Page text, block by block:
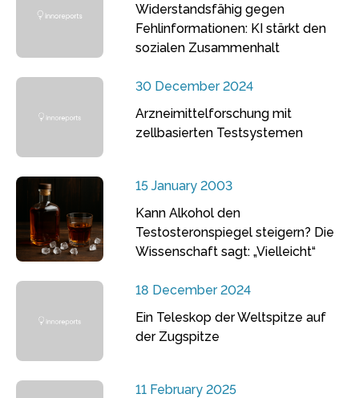
Widerstandsfähig gegen
Fehlinformationen: KI stärkt den
sozialen Zusammenhalt
30 December 2024
Arzneimittelforschung mit
zellbasierten Testsystemen
15 January 2003
Kann Alkohol den
Testosteronspiegel steigern? Die
Wissenschaft sagt: „Vielleicht“
18 December 2024
Ein Teleskop der Weltspitze auf
der Zugspitze
11 February 2025